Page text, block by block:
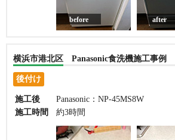
before after
横浜市港北区 Panasonic食洗機施工事例
後付け
施工後
Panasonic：NP-45MS8W
施工時間
約3時間